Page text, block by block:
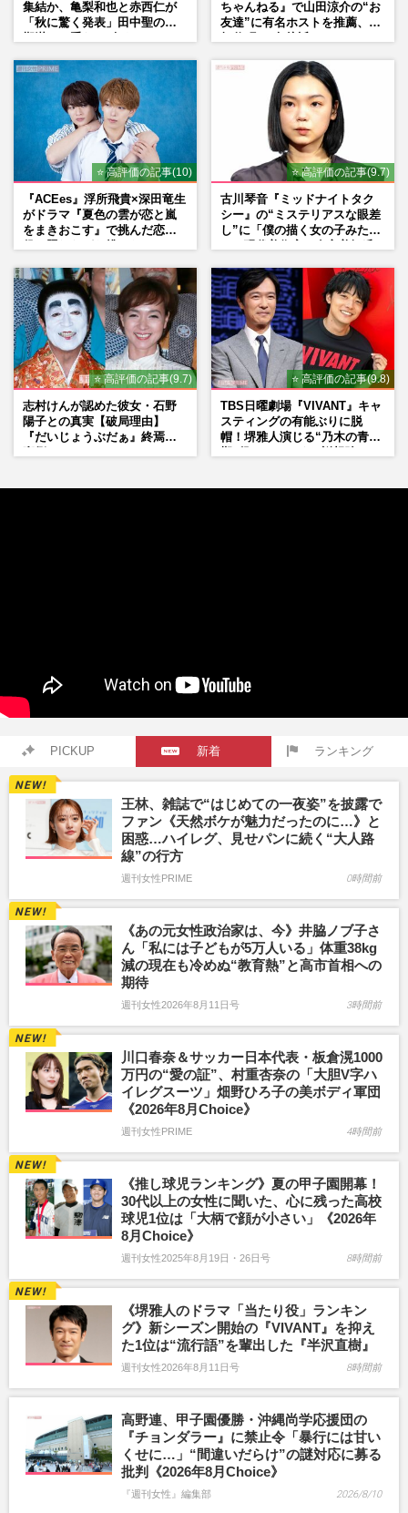
集結か、亀梨和也と赤西仁が
「秋に驚く発表」田中聖の刑
ちゃんねる』で山田涼介の“お
友達”に有名ホストを推薦、歌
⭐ 高評価の記事(10)
『ACEes』浮所飛貴×深田竜生
がドラマ『夏色の雲が恋と嵐
をまきおこす』で挑んだ恋人
⭐ 高評価の記事(9.7)
古川琴音『ミッドナイトタク
シー』の“ミステリアスな眼差
し”に「僕の描く女の子みた
⭐ 高評価の記事(9.7)
志村けんが認めた彼女・石野
陽子との真実【破局理由】
『だいじょうぶだぁ』終焉の
⭐ 高評価の記事(9.8)
TBS日曜劇場『VIVANT』キャ
スティングの有能ぶりに脱
帽！堺雅人演じる“乃木の青年
PICKUP 新着 ランキング
王林、雑誌で“はじめての一夜姿”を披露で
ファン《天然ボケが魅力だったのに…》と
困惑…ハイレグ、見せパンに続く“大人路
線”の行方
週刊女性PRIME 0時間前
《あの元女性政治家は、今》井脇ノブ子さ
ん「私には子どもが5万人いる」体重38kg
減の現在も冷めぬ“教育熱”と高市首相への
期待
週刊女性2026年8月11日号 3時間前
川口春奈＆サッカー日本代表・板倉滉1000
万円の“愛の証”、村重杏奈の「大胆V字ハ
イレグスーツ」畑野ひろ子の美ボディ軍団
《2026年8月Choice》
週刊女性PRIME 4時間前
《推し球児ランキング》夏の甲子園開幕！
30代以上の女性に聞いた、心に残った高校
球児1位は「大柄で顔が小さい」《2026年
8月Choice》
週刊女性2025年8月19日・26日号 8時間前
《堺雅人のドラマ「当たり役」ランキン
グ》新シーズン開始の『VIVANT』を抑え
た1位は“流行語”を輩出した『半沢直樹』
週刊女性2026年8月11日号 8時間前
高野連、甲子園優勝・沖縄尚学応援団の
『チョンダラー』に禁止令「暴行には甘い
くせに…」“間違いだらけ”の謎対応に募る
批判《2026年8月Choice》
『週刊女性』編集部 2026/8/10